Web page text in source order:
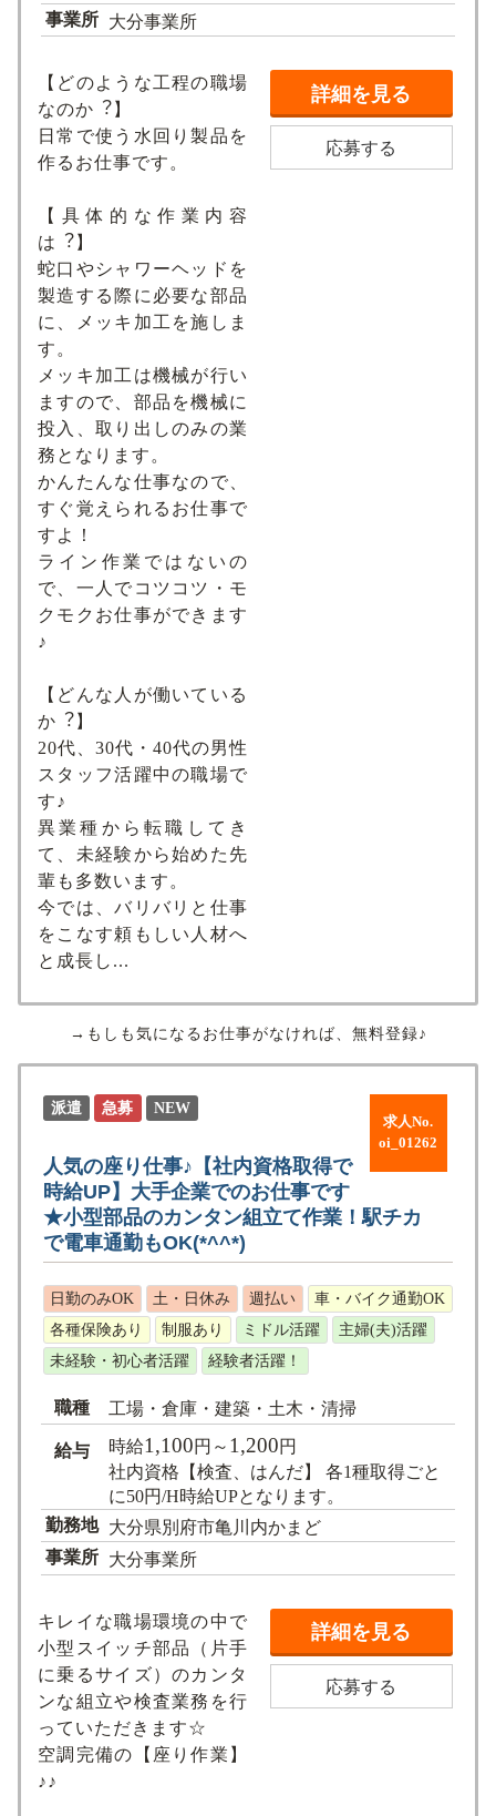
事業所 大分事業所
【どのような⼯程の職場
なのか︖】
日常で使う水回り製品を
作るお仕事です。
【具体的な作業内容
は︖】
蛇口やシャワーヘッドを
製造する際に必要な部品
に、メッキ加工を施しま
す。
メッキ加工は機械が行い
ますので、部品を機械に
投入、取り出しのみの業
務となります。
かんたんな仕事なので、
すぐ覚えられるお仕事で
すよ！
ライン作業ではないの
で、⼀⼈でコツコツ・モ
クモクお仕事ができます
♪
【どんな⼈が働いている
か︖】
20代、30代・40代の男性
スタッフ活躍中の職場で
す♪
異業種から転職してき
て、未経験から始めた先
輩も多数います。
今では、バリバリと仕事
をこなす頼もしい⼈材へ
と成⻑し...
詳細を見る
応募する
→もしも気になるお仕事がなければ、無料登録♪
求人No.
oi_01262
派遣 急募 NEW
人気の座り仕事♪【社内資格取得で
時給UP】大手企業でのお仕事です
★小型部品のカンタン組立て作業！駅チカ
で電車通勤もOK(*^^*)
日勤のみOK 土・日休み 週払い
車・バイク通勤OK
各種保険あり
制服あり ミドル活躍
主婦(夫)活躍
未経験・初心者活躍
経験者活躍！
職種 工場・倉庫・建築・土木・清掃
給与 時給1,100円～ 1,200円
社内資格【検査、はんだ】 各1種取得ごと
に50円/H時給UPとなります。
勤務地 大分県別府市亀川内かまど
事業所 大分事業所
キレイな職場環境の中で
小型スイッチ部品（片手
に乗るサイズ）のカンタ
ンな組立や検査業務を行
っていただきます☆
空調完備の【座り作業】
♪♪
詳細を見る
応募する